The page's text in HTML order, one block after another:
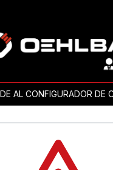
AL CONFIGURADOR DE